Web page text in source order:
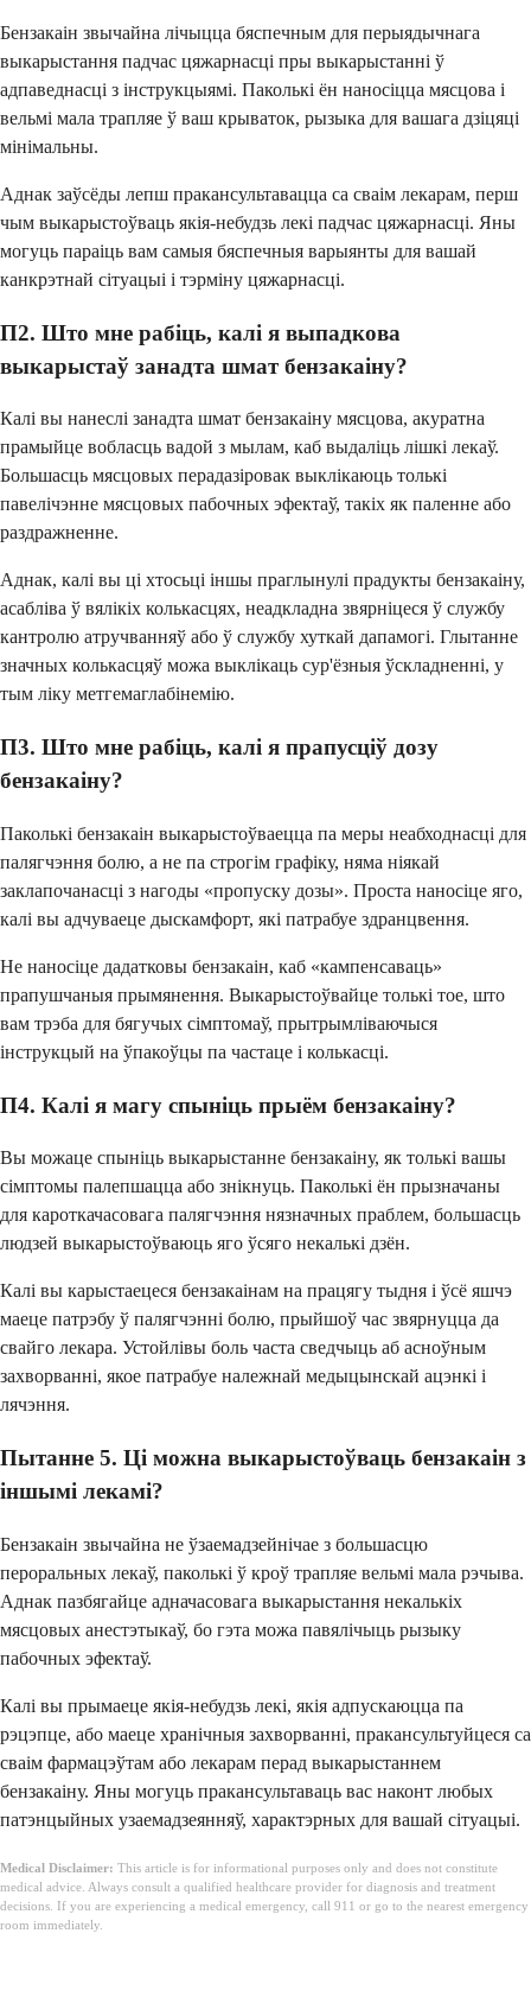
Бензакаін звычайна лічыцца бяспечным для перыядычнага
выкарыстання падчас цяжарнасці пры выкарыстанні ў
адпаведнасці з інструкцыямі. Паколькі ён наносіцца мясцова і
вельмі мала трапляе ў ваш крываток, рызыка для вашага дзіцяці
мінімальны.
Аднак заўсёды лепш пракансультавацца са сваім лекарам, перш
чым выкарыстоўваць якія-небудзь лекі падчас цяжарнасці. Яны
могуць параіць вам самыя бяспечныя варыянты для вашай
канкрэтнай сітуацыі і тэрміну цяжарнасці.
П2. Што мне рабіць, калі я выпадкова
выкарыстаў занадта шмат бензакаіну?
Калі вы нанеслі занадта шмат бензакаіну мясцова, акуратна
прамыйце вобласць вадой з мылам, каб выдаліць лішкі лекаў.
Большасць мясцовых перадазіровак выклікаюць толькі
павелічэнне мясцовых пабочных эфектаў, такіх як паленне або
раздражненне.
Аднак, калі вы ці хтосьці іншы праглынулі прадукты бензакаіну,
асабліва ў вялікіх колькасцях, неадкладна звярніцеся ў службу
кантролю атручванняў або ў службу хуткай дапамогі. Глытанне
значных колькасцяў можа выклікаць сур'ёзныя ўскладненні, у
тым ліку метгемаглабінемію.
П3. Што мне рабіць, калі я прапусціў дозу
бензакаіну?
Паколькі бензакаін выкарыстоўваецца па меры неабходнасці для
палягчэння болю, а не па строгім графіку, няма ніякай
заклапочанасці з нагоды «пропуску дозы». Проста наносіце яго,
калі вы адчуваеце дыскамфорт, які патрабуе здранцвення.
Не наносіце дадатковы бензакаін, каб «кампенсаваць»
прапушчаныя прымянення. Выкарыстоўвайце толькі тое, што
вам трэба для бягучых сімптомаў, прытрымліваючыся
інструкцый на ўпакоўцы па частаце і колькасці.
П4. Калі я магу спыніць прыём бензакаіну?
Вы можаце спыніць выкарыстанне бензакаіну, як толькі вашы
сімптомы палепшацца або знікнуць. Паколькі ён прызначаны
для кароткачасовага палягчэння нязначных праблем, большасць
людзей выкарыстоўваюць яго ўсяго некалькі дзён.
Калі вы карыстаецеся бензакаінам на працягу тыдня і ўсё яшчэ
маеце патрэбу ў палягчэнні болю, прыйшоў час звярнуцца да
свайго лекара. Устойлівы боль часта сведчыць аб асноўным
захворванні, якое патрабуе належнай медыцынскай ацэнкі і
лячэння.
Пытанне 5. Ці можна выкарыстоўваць бензакаін з
іншымі лекамі?
Бензакаін звычайна не ўзаемадзейнічае з большасцю
пероральных лекаў, паколькі ў кроў трапляе вельмі мала рэчыва.
Аднак пазбягайце адначасовага выкарыстання некалькіх
мясцовых анестэтыкаў, бо гэта можа павялічыць рызыку
пабочных эфектаў.
Калі вы прымаеце якія-небудзь лекі, якія адпускаюцца па
рэцэпце, або маеце хранічныя захворванні, пракансультуйцеся са
сваім фармацэўтам або лекарам перад выкарыстаннем
бензакаіну. Яны могуць пракансультаваць вас наконт любых
патэнцыйных узаемадзеянняў, характэрных для вашай сітуацыі.
Medical Disclaimer: This article is for informational purposes only and does not constitute
medical advice. Always consult a qualified healthcare provider for diagnosis and treatment
decisions. If you are experiencing a medical emergency, call 911 or go to the nearest emergency
room immediately.